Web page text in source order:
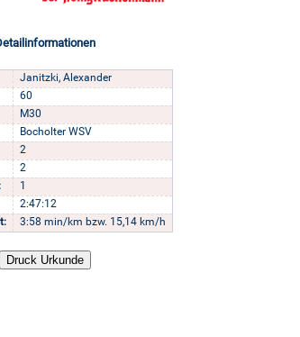
Janitzki, Alexander
60
M30
Bocholter WSV
2
2
1
2:47:12
3:58 min/km bzw. 15,14 km/h